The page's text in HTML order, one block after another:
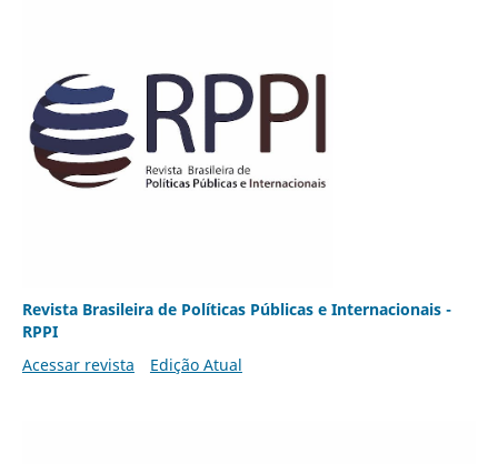
Revista Brasileira de Políticas Públicas e Internacionais -
RPPI
Acessar revista
Edição Atual